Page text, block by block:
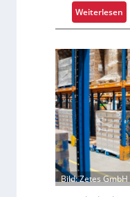
x
e
i
s
t
a
l
s
F
a
r
Weiterlesen:
K
a
g
a
r
m
-
U
n
i
k
Bild: Zetes GmbH